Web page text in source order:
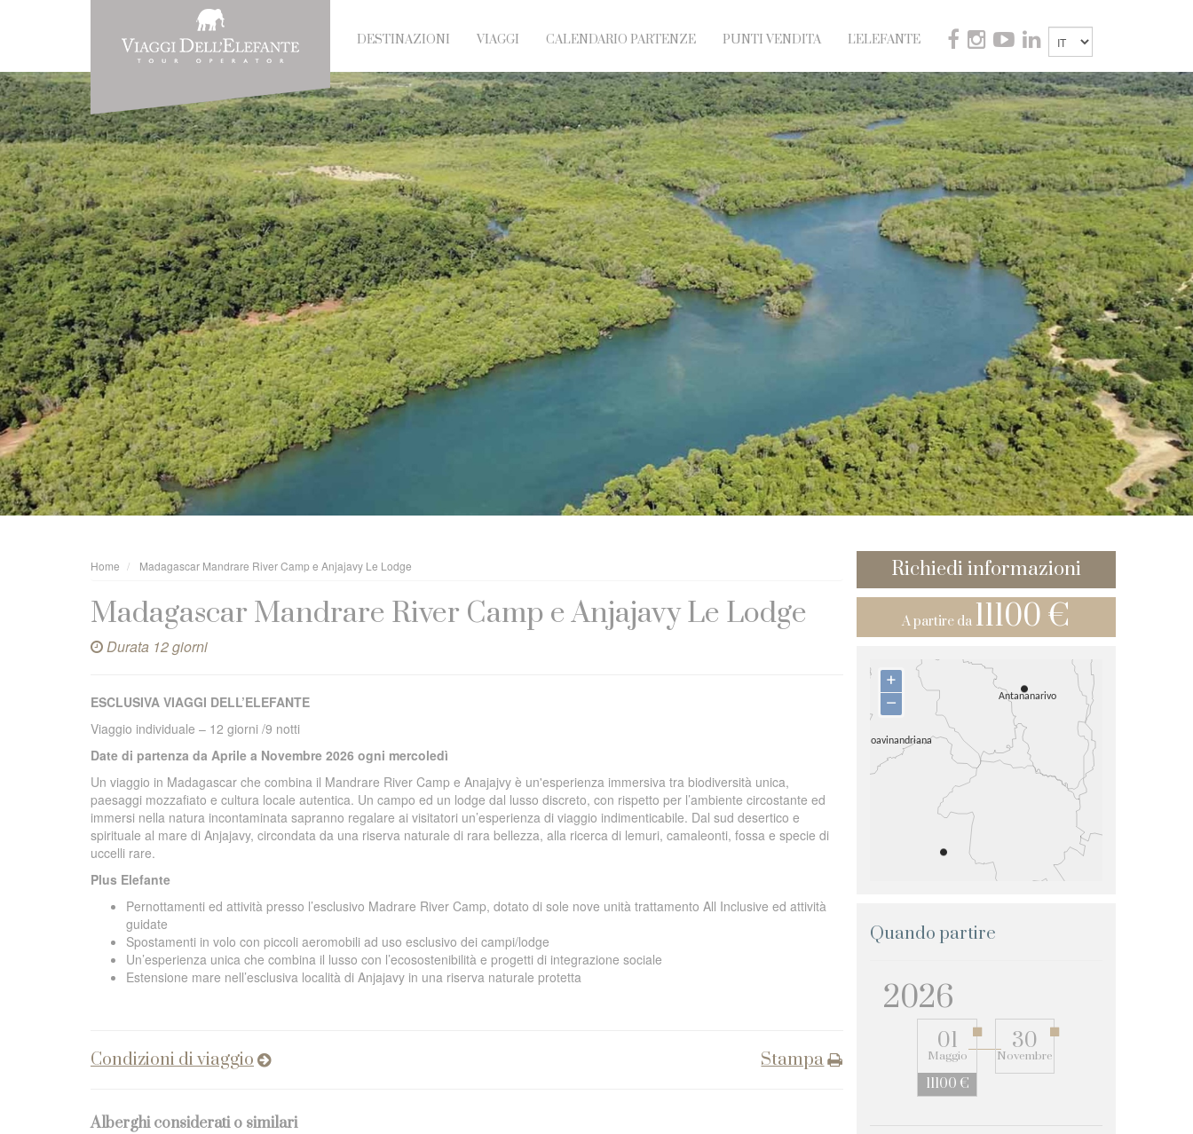
DESTINAZIONI VIAGGI CALENDARIO PARTENZE PUNTI VENDITA L'ELEFANTE
Home Madagascar Mandrare River Camp e Anjajavy Le Lodge
Madagascar Mandrare River Camp e Anjajavy Le Lodge
Durata 12 giorni
ESCLUSIVA VIAGGI DELL’ELEFANTE
Viaggio individuale – 12 giorni /9 notti
Date di partenza da Aprile a Novembre 2026 ogni mercoledì
Un viaggio in Madagascar che combina il Mandrare River Camp e Anajajvy è un'esperienza immersiva tra biodiversità unica,
paesaggi mozzafiato e cultura locale autentica. Un campo ed un lodge dal lusso discreto, con rispetto per l’ambiente circostante ed
immersi nella natura incontaminata sapranno regalare ai visitatori un’esperienza di viaggio indimenticabile. Dal sud desertico e
spirituale al mare di Anjajavy, circondata da una riserva naturale di rara bellezza, alla ricerca di lemuri, camaleonti, fossa e specie di
uccelli rare.
Plus Elefante
Pernottamenti ed attività presso l’esclusivo Madrare River Camp, dotato di sole nove unità trattamento All Inclusive ed attività
guidate
Spostamenti in volo con piccoli aeromobili ad uso esclusivo dei campi/lodge
Un’esperienza unica che combina il lusso con l’ecosostenibilità e progetti di integrazione sociale
Estensione mare nell’esclusiva località di Anjajavy in una riserva naturale protetta
Condizioni di viaggio Stampa
Alberghi considerati o similari
Richiedi informazioni
A partire da 11100 €
+
–
Quando partire
2026
01
Maggio
11100 €
30
Novembre